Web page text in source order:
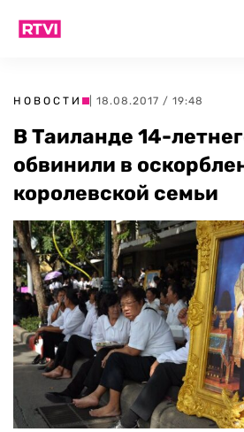
НОВОСТИ | 18.08.2017 / 19:48
В Таиланде 14-
обвинили в
королевской семьи